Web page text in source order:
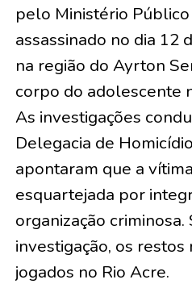
pelo Ministério
assassinado no dia 12
na região do Ayrton
corpo do adolescente
As investigações
Delegacia de
apontaram que a
esquartejada por
organização criminosa.
investigação, os
jogados no Rio Acre.